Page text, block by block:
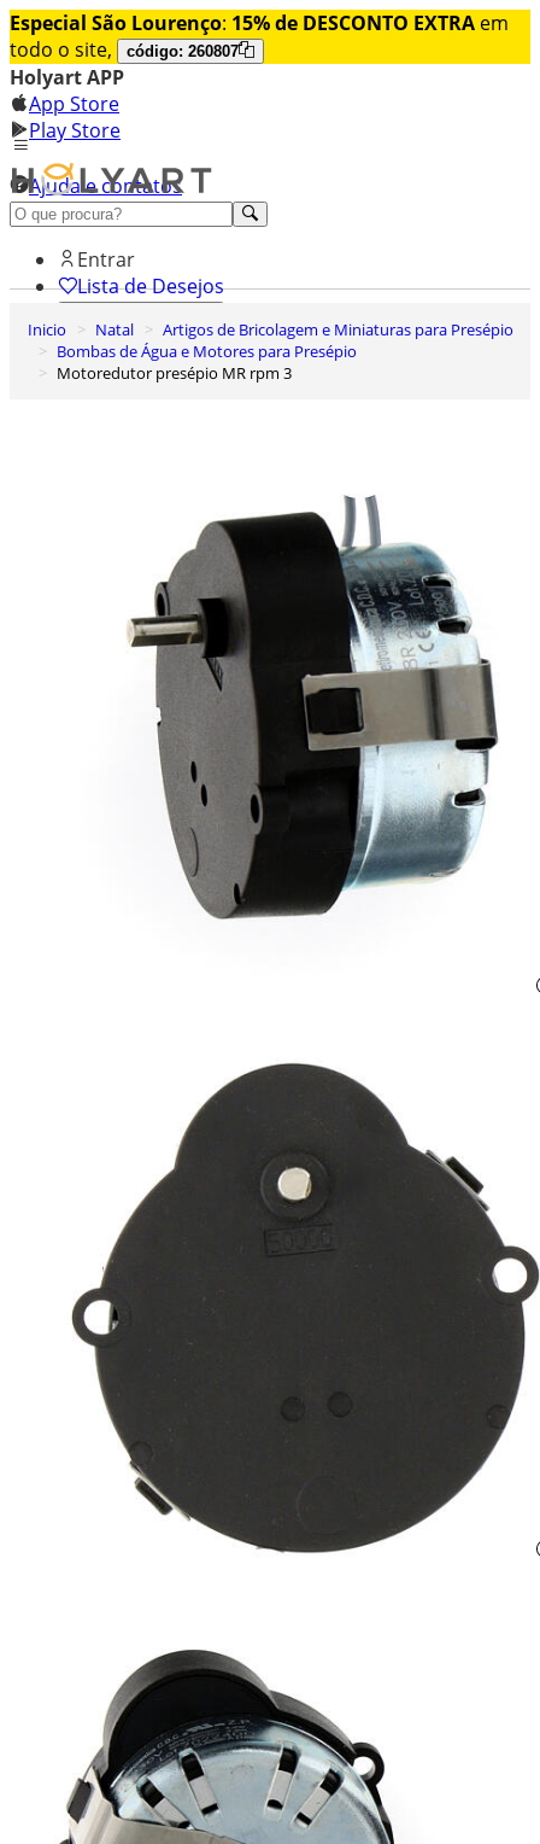
Especial São Lourenço: 15% de DESCONTO EXTRA em
todo o site,
código: 260807
Holyart APP
App Store
Play Store
Ajuda e contatos
Conheça premium
Entrar
Lista de Desejos
Carrinho de Compras
Inicio Natal
Artigos de Bricolagem e Miniaturas para Presépio
Bombas de Água e Motores para Presépio
Motoredutor presépio MR rpm 3